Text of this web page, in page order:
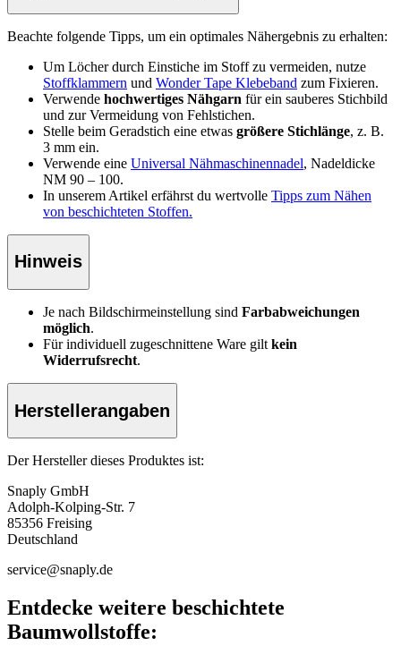
Beachte folgende Tipps, um ein optimales Nähergebnis zu erhalten:
Um Löcher durch Einstiche im Stoff zu vermeiden, nutze
Stoffklammern und Wonder Tape Klebeband zum Fixieren.
Verwende hochwertiges Nähgarn für ein sauberes Stichbild
und zur Vermeidung von Fehlstichen.
Stelle beim Geradstich eine etwas größere Stichlänge, z. B.
3 mm ein.
Verwende eine Universal Nähmaschinennadel, Nadeldicke
NM 90 – 100.
In unserem Artikel erfährst du wertvolle Tipps zum Nähen
von beschichteten Stoffen.
Hinweis
Je nach Bildschirmeinstellung sind Farbabweichungen
möglich.
Für individuell zugeschnittene Ware gilt kein
Widerrufsrecht.
Herstellerangaben
Der Hersteller dieses Produktes ist:
Snaply GmbH
Adolph-Kolping-Str. 7
85356 Freising
Deutschland
service@snaply.de
Entdecke weitere beschichtete
Baumwollstoffe: